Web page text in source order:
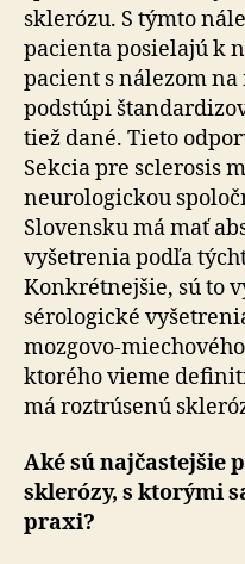
sklerózu. S týmto
pacienta posielajú k
pacient s nálezom
podstúpi
tiež dané. Tieto
Sekcia pre sclerosis
neurologickou
Slovensku má mať
vyšetrenia podľa
Konkrétnejšie, sú to
sérologické
mozgovo-
ktorého vieme
má roztrúsenú
Aké sú najčastejšie
sklerózy, s ktorými
praxi?